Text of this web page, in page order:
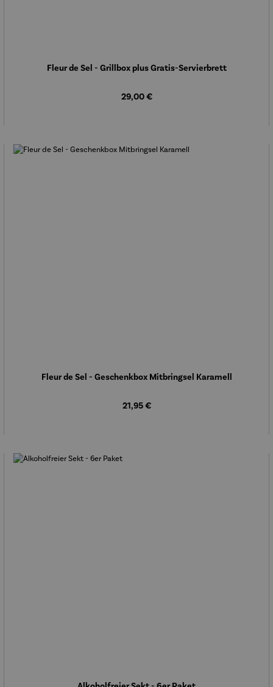
Fleur de Sel - Grillbox plus Gratis-Servierbrett
Regulärer Preis:
29,00 €
Fleur de Sel - Geschenkbox Mitbringsel Karamell
Regulärer Preis:
21,95 €